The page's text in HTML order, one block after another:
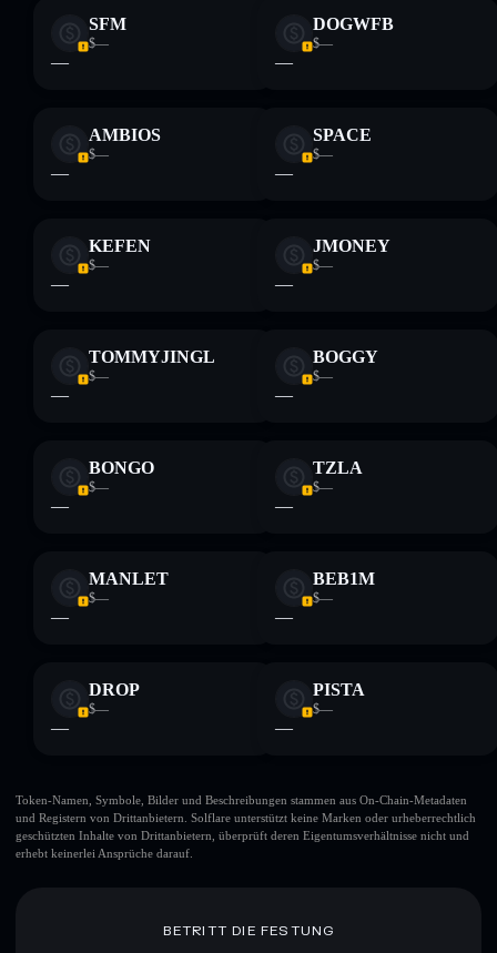
ausschließlich Bildungszwecken und stellen keine
Finanzberatung dar. Recherchiere stets eigenständig. Daten
bereitgestellt von rugcheck.xyz.
SFM
$—
—
DOGWFB
$—
—
AMBIOS
$—
—
SPACE
$—
—
KEFEN
$—
—
JMONEY
$—
—
TOMMYJINGL
$—
—
BOGGY
$—
—
BONGO
$—
—
TZLA
$—
—
MANLET
$—
—
BEB1M
$—
—
DROP
$—
—
PISTA
$—
—
Token-Namen, Symbole, Bilder und Beschreibungen stammen aus On-Chain-Metadaten
und Registern von Drittanbietern. Solflare unterstützt keine Marken oder urheberrechtlich
geschützten Inhalte von Drittanbietern, überprüft deren Eigentumsverhältnisse nicht und
erhebt keinerlei Ansprüche darauf.
BETRITT DIE FESTUNG